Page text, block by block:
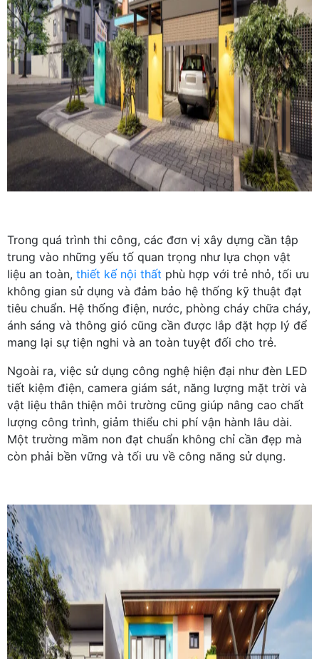
Trong quá trình thi công, các đơn vị xây dựng cần tập
trung vào những yếu tố quan trọng như lựa chọn vật
liệu an toàn, thiết kế nội thất phù hợp với trẻ nhỏ, tối ưu
không gian sử dụng và đảm bảo hệ thống kỹ thuật đạt
tiêu chuẩn. Hệ thống điện, nước, phòng cháy chữa cháy,
ánh sáng và thông gió cũng cần được lắp đặt hợp lý để
mang lại sự tiện nghi và an toàn tuyệt đối cho trẻ.
Ngoài ra, việc sử dụng công nghệ hiện đại như đèn LED
tiết kiệm điện, camera giám sát, năng lượng mặt trời và
vật liệu thân thiện môi trường cũng giúp nâng cao chất
lượng công trình, giảm thiểu chi phí vận hành lâu dài.
Một trường mầm non đạt chuẩn không chỉ cần đẹp mà
còn phải bền vững và tối ưu về công năng sử dụng.